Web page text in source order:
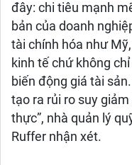
đây: chi tiêu mạnh
bản của doanh
tài chính hóa như
kinh tế chứ không
biến động giá tài
tạo ra rủi ro suy
thực”, nhà quản lý
Ruffer nhận xét.